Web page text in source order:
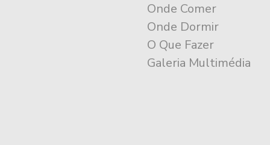
Onde Comer
Onde Dormir
O Que Fazer
Galeria Multimédia